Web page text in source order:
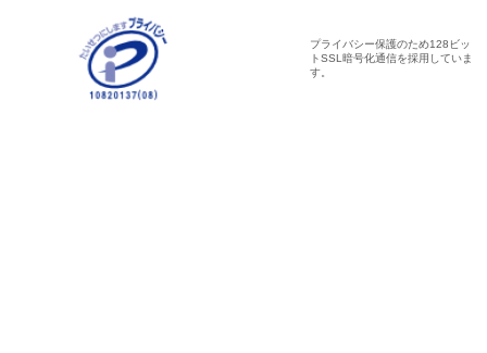
プライバシー保護のため128ビッ
トSSL暗号化通信を採用していま
す。